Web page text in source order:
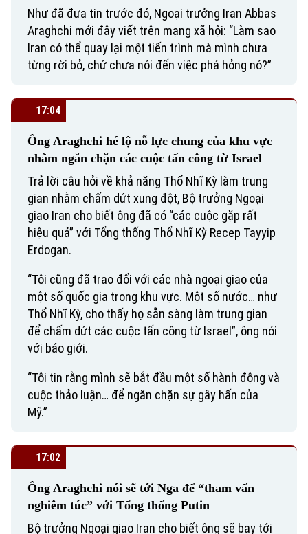
Như đã đưa tin trước đó, Ngoại trưởng Iran Abbas
Araghchi mới đây viết trên mạng xã hội: “Làm sao
Iran có thể quay lại một tiến trình mà mình chưa
từng rời bỏ, chứ chưa nói đến việc phá hỏng nó?”
17:04
Ông Araghchi hé lộ nỗ lực chung của khu vực
nhằm ngăn chặn các cuộc tấn công từ Israel
Trả lời câu hỏi về khả năng Thổ Nhĩ Kỳ làm trung
gian nhằm chấm dứt xung đột, Bộ trưởng Ngoại
giao Iran cho biết ông đã có “các cuộc gặp rất
hiệu quả” với Tổng thống Thổ Nhĩ Kỳ Recep Tayyip
Erdogan.
“Tôi cũng đã trao đổi với các nhà ngoại giao của
một số quốc gia trong khu vực. Một số nước… như
Thổ Nhĩ Kỳ, cho thấy họ sẵn sàng làm trung gian
để chấm dứt các cuộc tấn công từ Israel”, ông nói
với báo giới.
“Tôi tin rằng mình sẽ bắt đầu một số hành động và
cuộc thảo luận… để ngăn chặn sự gây hấn của
Mỹ.”
17:02
Ông Araghchi nói sẽ tới Nga để “tham vấn
nghiêm túc” với Tổng thống Putin
Bộ trưởng Ngoại giao Iran cho biết ông sẽ bay tới